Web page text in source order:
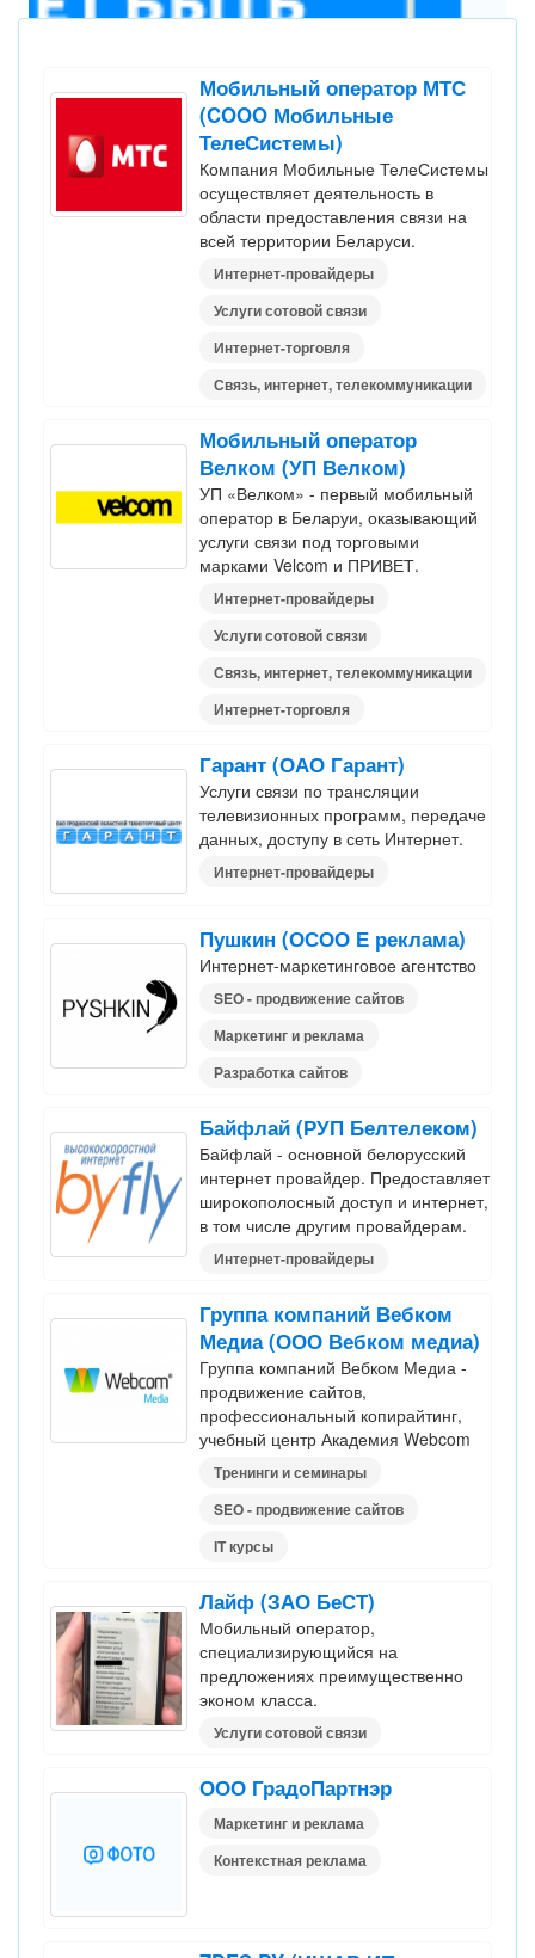
Мобильный оператор МТС
(COOO Мобильные
ТелеСистемы)
Компания Мобильные ТелеСистемы
осуществляет деятельность в
области предоставления связи на
всей территории Беларуси.
Интернет-провайдеры
Услуги сотовой связи
Интернет-торговля
Связь, интернет, телекоммуникации
Мобильный оператор
Велком (УП Велком)
УП «Велком» - первый мобильный
оператор в Беларуи, оказывающий
услуги связи под торговыми
марками Velcom и ПРИВЕТ.
Интернет-провайдеры
Услуги сотовой связи
Связь, интернет, телекоммуникации
Интернет-торговля
Гарант (ОАО Гарант)
Услуги связи по трансляции
телевизионных программ, передаче
данных, доступу в сеть Интернет.
Интернет-провайдеры
Пушкин (ОСОО Е реклама)
Интернет-маркетинговое агентство
SEO - продвижение сайтов
Маркетинг и реклама
Разработка сайтов
Байфлай (РУП Белтелеком)
Байфлай - основной белорусский
интернет провайдер. Предоставляет
широкополосный доступ и интернет,
в том числе другим провайдерам.
Интернет-провайдеры
Группа компаний Вебком
Медиа (ООО Вебком медиа)
Группа компаний Вебком Медиа -
продвижение сайтов,
профессиональный копирайтинг,
учебный центр Академия Webcom
Тренинги и семинары
SEO - продвижение сайтов
IT курсы
Лайф (ЗАО БеСТ)
Мобильный оператор,
специализирующийся на
предложениях преимущественно
эконом класса.
Услуги сотовой связи
ООО ГрадоПартнэр
Маркетинг и реклама
Контекстная реклама